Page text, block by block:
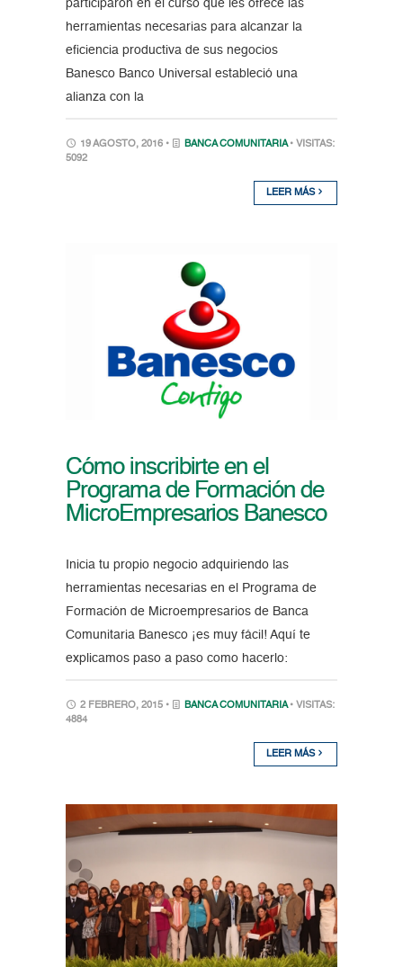
participaron en el curso que les ofrece las
herramientas necesarias para alcanzar la
eficiencia productiva de sus negocios
Banesco Banco Universal estableció una
alianza con la
19 AGOSTO, 2016 • BANCA COMUNITARIA • VISITAS:
5092
LEER MÁS
Cómo inscribirte en el
Programa de Formación de
MicroEmpresarios Banesco
Inicia tu propio negocio adquiriendo las
herramientas necesarias en el Programa de
Formación de Microempresarios de Banca
Comunitaria Banesco ¡es muy fácil! Aquí te
explicamos paso a paso como hacerlo:
2 FEBRERO, 2015 • BANCA COMUNITARIA • VISITAS:
4884
LEER MÁS